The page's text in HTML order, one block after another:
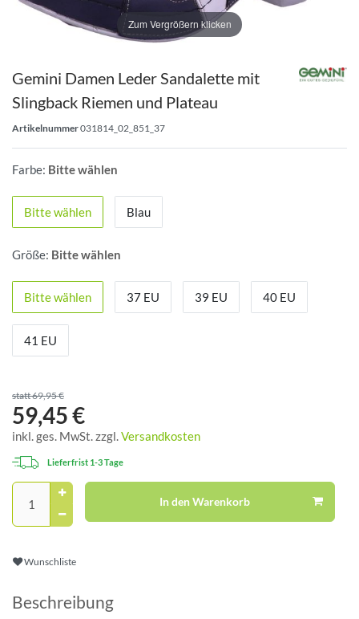
Zum Vergrößern klicken
Gemini Damen Leder Sandalette mit
Slingback Riemen und Plateau
Artikelnummer031814_02_851_37
Farbe: Bitte wählen
Bitte wählen Blau
Größe: Bitte wählen
Bitte wählen 37 EU 39 EU 40 EU
41 EU
statt 69,95 €
59,45 €
inkl. ges. MwSt. zzgl.Versandkosten
Lieferfrist 1-3 Tage
In den Warenkorb
Wunschliste
Beschreibung